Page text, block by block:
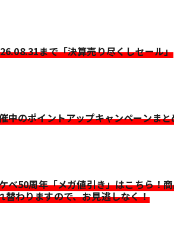
まで「決算売り尽くしセール」
中のポイントアップキャンペーンまと
ベ50周年「メガ値引き」はこちら！
替わりますので、お見逃しなく！